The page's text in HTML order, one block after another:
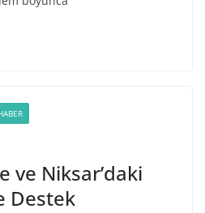
ve Niksar’daki
Destek